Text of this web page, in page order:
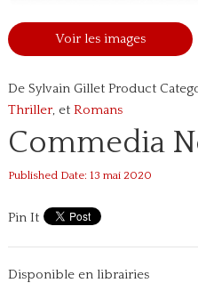
Voir les images
De Sylvain GilletProduct
Thriller, et Romans
Commedia
Published Date: 13 mai 2020
Pin It
Disponible en librairies